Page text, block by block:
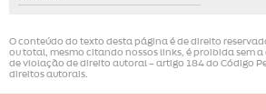
O conteúdo do texto desta página é de direito
ou total, mesmo citando nossos links, é proibida sem
de violação de direito autoral – artigo 184 do Código
direitos autorais